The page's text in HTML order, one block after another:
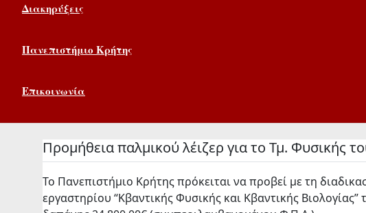
Διακηρύξεις
Πανεπιστήμιο Κρήτης
Επικοινωνία
Προμήθεια παλμικού λέιζερ για το Τμ. Φυσικής
Το Πανεπιστήμιο Κρήτης πρόκειται να προβεί με τη
εργαστηρίου “Κβαντικής Φυσικής και Κβαντικής